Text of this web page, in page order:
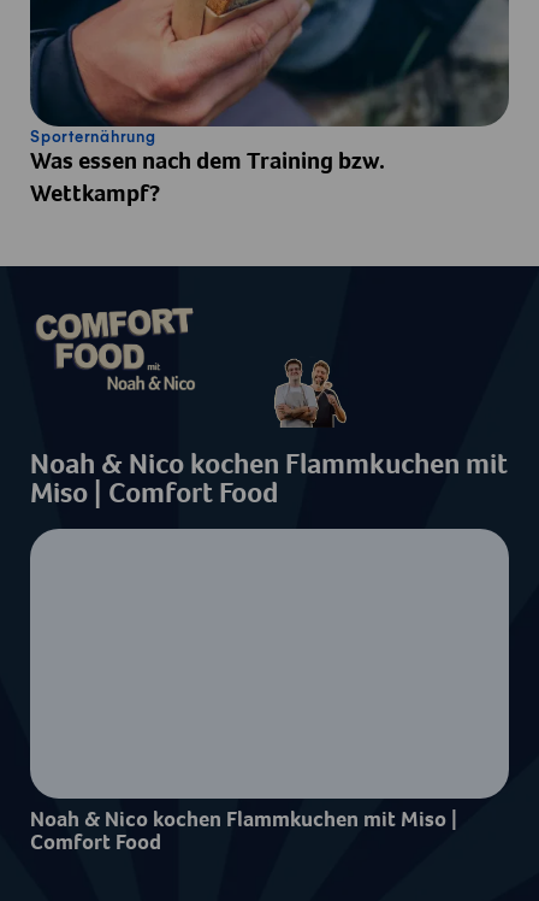
Sporternährung
Was essen nach dem Training bzw.
Wettkampf?
Comfort Food mit Noah & Nico
Noah & Nico kochen Flammkuchen mit
Miso | Comfort Food
Noah & Nico kochen Flammkuchen mit Miso |
Comfort Food